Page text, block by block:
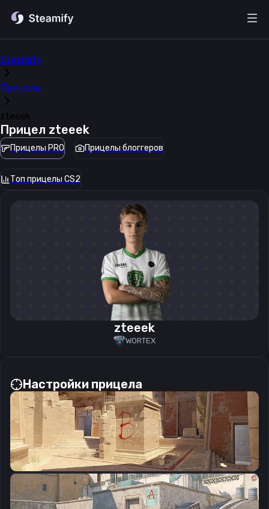
Steamify
Прицелы
zteeek
Прицел zteeek
Прицелы PRO Прицелы блоггеров
Топ прицелы CS2
zteeek
WORTEX
Настройки прицела
CSGO-QvFF9-DSVJU-JjE4U-Vw3er-GB26A